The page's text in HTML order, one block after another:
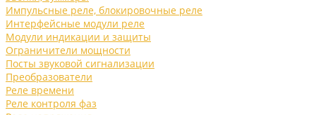
Импульсные реле, блокировочные реле
Интерфейсные модули реле
Модули индикации и защиты
Ограничители мощности
Посты звуковой сигнализации
Преобразователи
Реле времени
Реле контроля фаз